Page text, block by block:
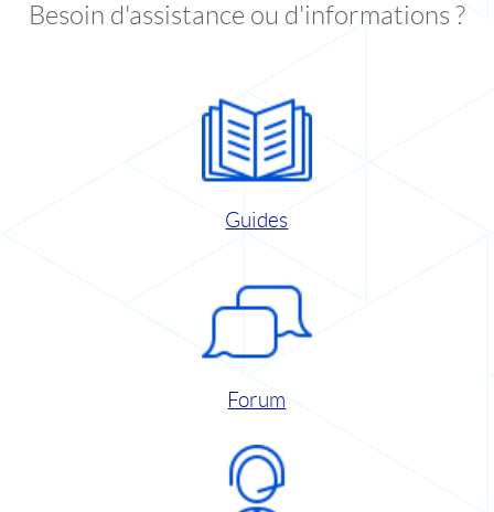
Besoin d'assistance ou d'informations ?
Guides
Forum